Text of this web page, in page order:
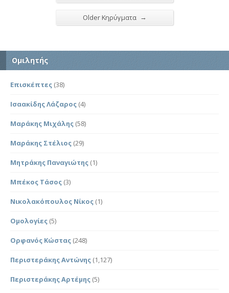
Older Κηρύγματα →
Ομιλητής
Επισκέπτες (38)
Ισαακίδης Λάζαρος (4)
Μαράκης Μιχάλης (58)
Μαράκης Στέλιος (29)
Μητράκης Παναγιώτης (1)
Μπέκος Τάσος (3)
Νικολακόπουλος Νίκος (1)
Ομολογίες (5)
Ορφανός Κώστας (248)
Περιστεράκης Αντώνης (1,127)
Περιστεράκης Αρτέμης (5)